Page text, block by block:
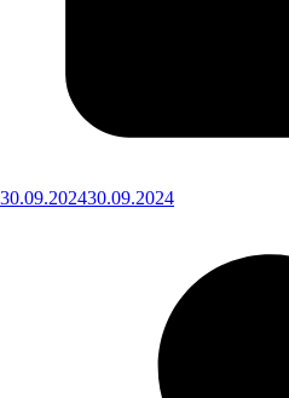
30.09.202430.09.2024